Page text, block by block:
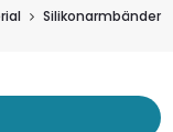
Silikonarmbänder